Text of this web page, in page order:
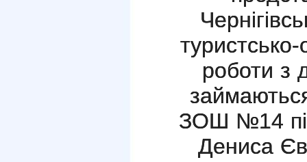
роботи з
ЗОШ №14
Дениса